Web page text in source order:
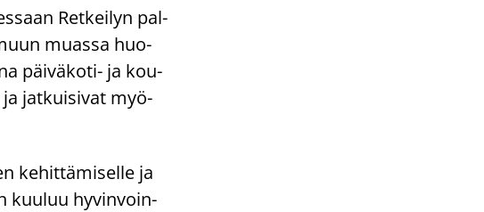
Ret­kei­lyn pal­
muas­sa huo­
päiväkoti-​ ja kou­
ja jat­kui­si­vat myö­
ke­hit­tä­mi­sel­le ja
kuu­luu hy­vin­voin­